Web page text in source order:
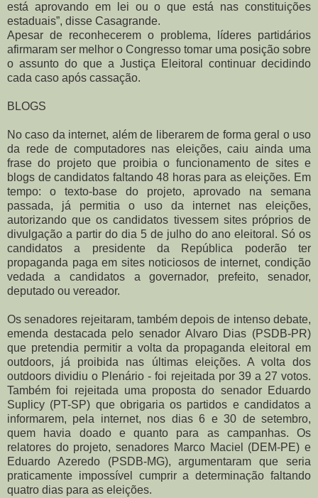
está aprovando em lei ou o que está nas constituições
estaduais”, disse Casagrande.
Apesar de reconhecerem o problema, líderes partidários
afirmaram ser melhor o Congresso tomar uma posição sobre
o assunto do que a Justiça Eleitoral continuar decidindo
cada caso após cassação.
BLOGS
No caso da internet, além de liberarem de forma geral o uso
da rede de computadores nas eleições, caiu ainda uma
frase do projeto que proibia o funcionamento de sites e
blogs de candidatos faltando 48 horas para as eleições. Em
tempo: o texto-base do projeto, aprovado na semana
passada, já permitia o uso da internet nas eleições,
autorizando que os candidatos tivessem sites próprios de
divulgação a partir do dia 5 de julho do ano eleitoral. Só os
candidatos a presidente da República poderão ter
propaganda paga em sites noticiosos de internet, condição
vedada a candidatos a governador, prefeito, senador,
deputado ou vereador.
Os senadores rejeitaram, também depois de intenso debate,
emenda destacada pelo senador Alvaro Dias (PSDB-PR)
que pretendia permitir a volta da propaganda eleitoral em
outdoors, já proibida nas últimas eleições. A volta dos
outdoors dividiu o Plenário - foi rejeitada por 39 a 27 votos.
Também foi rejeitada uma proposta do senador Eduardo
Suplicy (PT-SP) que obrigaria os partidos e candidatos a
informarem, pela internet, nos dias 6 e 30 de setembro,
quem havia doado e quanto para as campanhas. Os
relatores do projeto, senadores Marco Maciel (DEM-PE) e
Eduardo Azeredo (PSDB-MG), argumentaram que seria
praticamente impossível cumprir a determinação faltando
quatro dias para as eleições.